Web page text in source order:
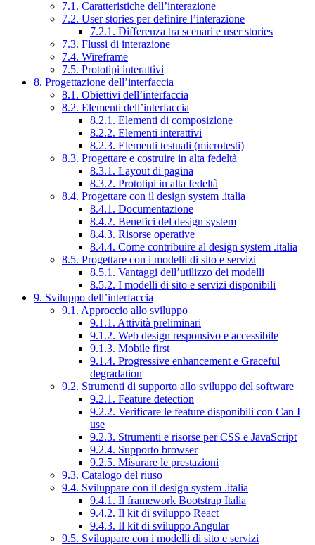
7.1. Caratteristiche dell’interazione
7.2. User stories per definire l’interazione
7.2.1. Differenza tra scenari e user stories
7.3. Flussi di interazione
7.4. Wireframe
7.5. Prototipi interattivi
8. Progettazione dell’interfaccia
8.1. Obiettivi dell’interfaccia
8.2. Elementi dell’interfaccia
8.2.1. Elementi di composizione
8.2.2. Elementi interattivi
8.2.3. Elementi testuali (microtesti)
8.3. Progettare e costruire in alta fedeltà
8.3.1. Layout di pagina
8.3.2. Prototipi in alta fedeltà
8.4. Progettare con il design system .italia
8.4.1. Documentazione
8.4.2. Benefici del design system
8.4.3. Risorse operative
8.4.4. Come contribuire al design system .italia
8.5. Progettare con i modelli di sito e servizi
8.5.1. Vantaggi dell’utilizzo dei modelli
8.5.2. I modelli di sito e servizi disponibili
9. Sviluppo dell’interfaccia
9.1. Approccio allo sviluppo
9.1.1. Attività preliminari
9.1.2. Web design responsivo e accessibile
9.1.3. Mobile first
9.1.4. Progressive enhancement e Graceful
degradation
9.2. Strumenti di supporto allo sviluppo del software
9.2.1. Feature detection
9.2.2. Verificare le feature disponibili con Can I
use
9.2.3. Strumenti e risorse per CSS e JavaScript
9.2.4. Supporto browser
9.2.5. Misurare le prestazioni
9.3. Catalogo del riuso
9.4. Sviluppare con il design system .italia
9.4.1. Il framework Bootstrap Italia
9.4.2. Il kit di sviluppo React
9.4.3. Il kit di sviluppo Angular
9.5. Sviluppare con i modelli di sito e servizi